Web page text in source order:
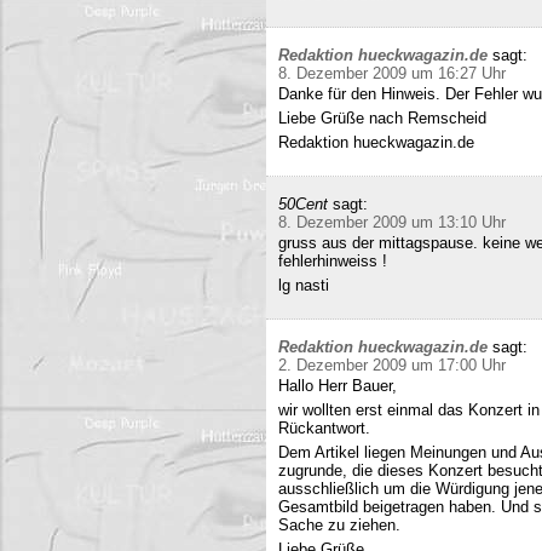
Redaktion hueckwagazin.de sagt:
8. Dezember 2009 um 16:27 Uhr
Danke für den Hinweis. Der Fehler
Liebe Grüße nach Remscheid
Redaktion hueckwagazin.de
50Cent sagt:
8. Dezember 2009 um 13:10 Uhr
gruss aus der mittagspause. keine
fehlerhinweiss !
lg nasti
Redaktion hueckwagazin.de sagt:
2. Dezember 2009 um 17:00 Uhr
Hallo Herr Bauer,
wir wollten erst einmal das Konzert
Rückantwort.
Dem Artikel liegen Meinungen und
zugrunde, die dieses Konzert
ausschließlich um die Würdigung
Gesamtbild beigetragen haben. Und
Sache zu ziehen.